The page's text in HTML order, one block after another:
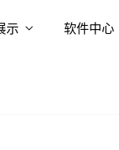
示 软件中心